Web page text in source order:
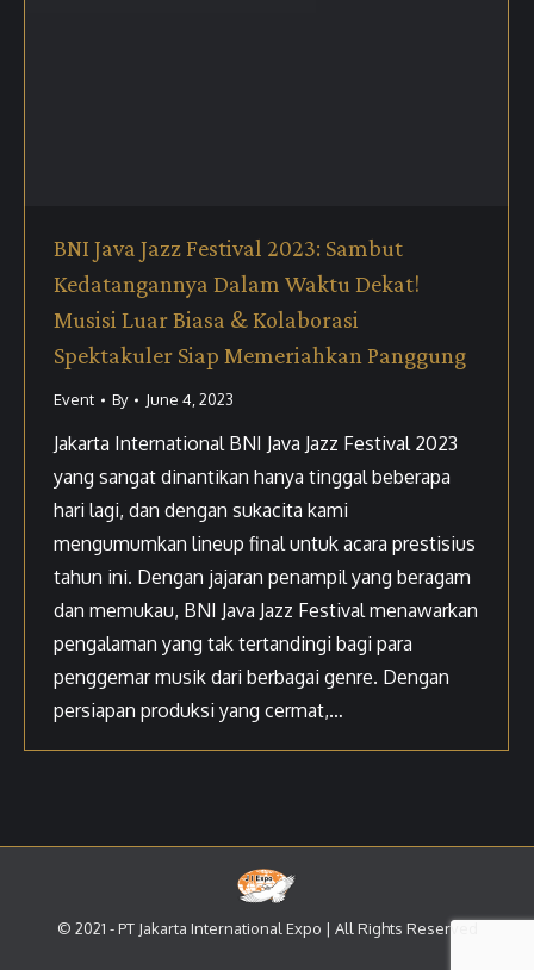
BNI Java Jazz Festival 2023: Sambut
Kedatangannya Dalam Waktu Dekat!
Musisi Luar Biasa & Kolaborasi
Spektakuler Siap Memeriahkan Panggung
Event By June 4, 2023
Jakarta International BNI Java Jazz Festival 2023
yang sangat dinantikan hanya tinggal beberapa
hari lagi, dan dengan sukacita kami
mengumumkan lineup final untuk acara prestisius
tahun ini. Dengan jajaran penampil yang beragam
dan memukau, BNI Java Jazz Festival menawarkan
pengalaman yang tak tertandingi bagi para
penggemar musik dari berbagai genre. Dengan
persiapan produksi yang cermat,…
© 2021 - PT Jakarta International Expo | All Rights Reserved